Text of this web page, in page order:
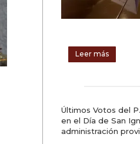
Leer más
Últimos Votos del
en el Día de San
administración